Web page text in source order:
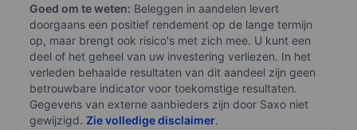
Goed om te weten: Beleggen in aandelen levert
doorgaans een positief rendement op de lange termijn
op, maar brengt ook risico's met zich mee. U kunt een
deel of het geheel van uw investering verliezen. In het
verleden behaalde resultaten van dit aandeel zijn geen
betrouwbare indicator voor toekomstige resultaten.
Gegevens van externe aanbieders zijn door Saxo niet
gewijzigd. Zie volledige disclaimer.